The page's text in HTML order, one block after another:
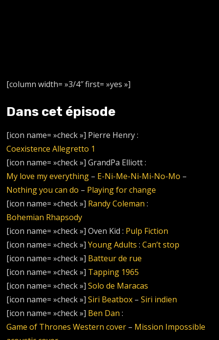
[column width= »3/4″ first= »yes »]
Dans cet épisode
[icon name= »check »] Pierre Henry :
Coexistence Allegretto 1
[icon name= »check »] GrandPa Elliott :
My love my everything – E-Ni-Me-Ni-Mi-No-Mo –
Nothing you can do – Playing for change
[icon name= »check »] Randy Coleman :
Bohemian Rhapsody
[icon name= »check »] Oven Kid : Pulp Fiction
[icon name= »check »]Young Adults :Can’t stop
[icon name= »check »] Batteur de rue
[icon name= »check »] Tapping 1965
[icon name= »check »]Solo de Maracas
[icon name= »check »]Siri Beatbox –Siri indien
[icon name= »check »] Ben Dan :
Game of Thrones Western cover – Mission Impossible